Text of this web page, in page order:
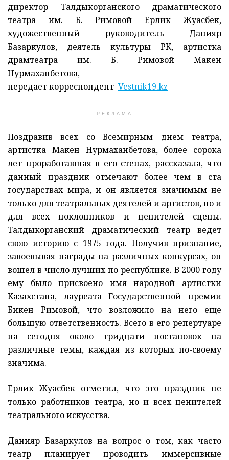
директор Талдыкорганского драматического
театра им. Б. Римовой Ерлик Жуасбек,
художественный руководитель Данияр
Базаркулов, деятель культуры РК, артистка
драмтеатра им. Б. Римовой Макен
Нурмаханбетова,
передает корреспондент Vestnik19.kz
РЕКЛАМА
Поздравив всех со Всемирным днем театра,
артистка Макен Нурмаханбетова, более сорока
лет проработавшая в его стенах, рассказала, что
данный праздник отмечают более чем в ста
государствах мира, и он является значимым не
только для театральных деятелей и артистов, но и
для всех поклонников и ценителей сцены.
Талдыкорганский драматический театр ведет
свою историю с 1975 года. Получив признание,
завоевывая награды на различных конкурсах, он
вошел в число лучших по республике. В 2000 году
ему было присвоено имя народной артистки
Казахстана, лауреата Государственной премии
Бикен Римовой, что возложило на него еще
большую ответственность. Всего в его репертуаре
на сегодня около тридцати постановок на
различные темы, каждая из которых по-своему
значима.
Ерлик Жуасбек отметил, что это праздник не
только работников театра, но и всех ценителей
театрального искусства.
Данияр Базаркулов на вопрос о том, как часто
театр планирует проводить иммерсивные